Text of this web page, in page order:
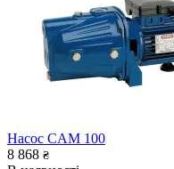
Насос CAM 100
8 868 ₴